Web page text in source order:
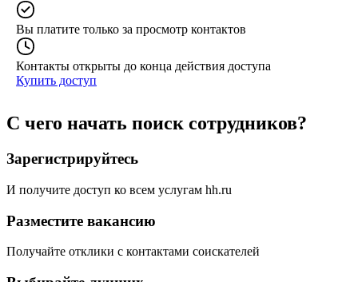
Вы платите только за просмотр контактов
Контакты открыты до конца действия доступа
Купить доступ
С чего начать поиск сотрудников?
Зарегистрируйтесь
И получите доступ ко всем услугам hh.ru
Разместите вакансию
Получайте отклики с контактами соискателей